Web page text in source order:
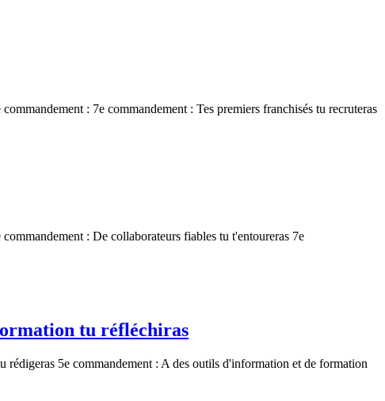
: 7e commandement : Tes premiers franchisés tu recruteras
: De collaborateurs fiables tu t'entoureras 7e
tu réfléchiras
5e commandement : A des outils d'information et de formation